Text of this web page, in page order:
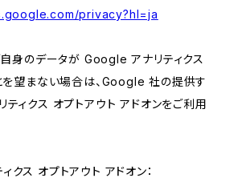
privacy?hl=ja
身のデータが Google アナリティクス
を望まない場合は、Google 社の提供す
ィクス オプトアウト アドオンをご利用
クス オプトアウト アドオン：